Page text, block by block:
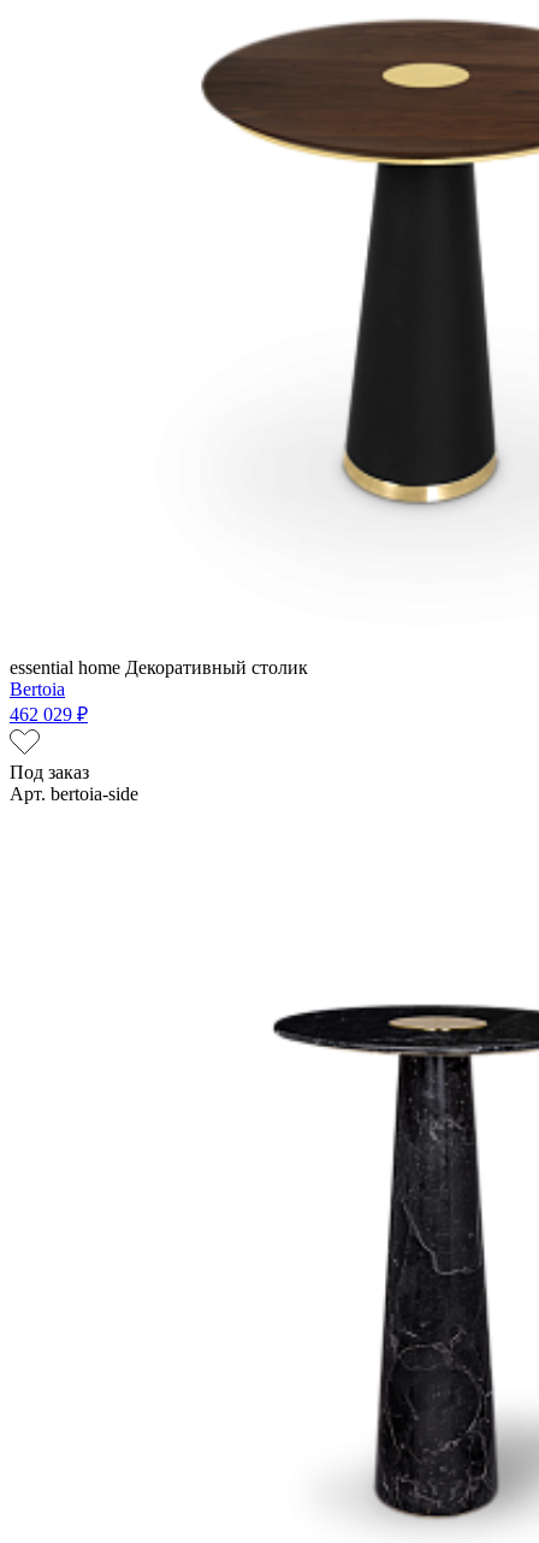
essential home Декоративный столик
Bertoia
462 029 ₽
Под заказ
Арт. bertoia-side